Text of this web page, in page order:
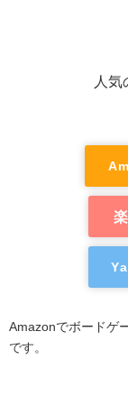
人気
Amazonでボードゲ
です。